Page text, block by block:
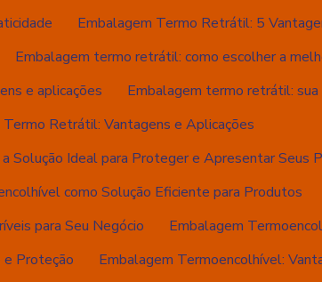
Embalagem Termo Retrátil: 5
Embalagem termo retrátil: como escolher a
e aplicações
Embalagem termo retrátil:
Termo Retrátil: Vantagens e Aplicações
Solução Ideal para Proteger e Apresentar Seus
como Solução Eficiente para Produtos
para Seu Negócio
Embalagem
e Proteção
Embalagem Termoencolhível: